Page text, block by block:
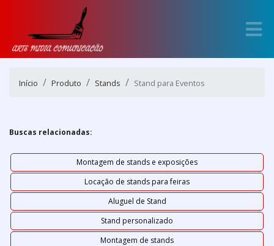
Início Produto Stands Stand para Eventos
Buscas relacionadas:
Montagem de stands e exposições
Locação de stands para feiras
Aluguel de Stand
Stand personalizado
Montagem de stands